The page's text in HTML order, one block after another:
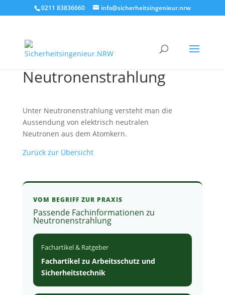
0211 83836660 info@sicherheitsingenieur.nrw
Neutronenstrahlung
Unter Neutronenstrahlung versteht man die
Aussendung von elektrisch neutralen
Neutronen aus dem Atomkern.
Zurück zur Übersicht
VOM BEGRIFF ZUR PRAXIS
Passende Fachinformationen zu
Neutronenstrahlung
Fachartikel & Ratgeber
Fachartikel zu Arbeitsschutz und
Sicherheitstechnik